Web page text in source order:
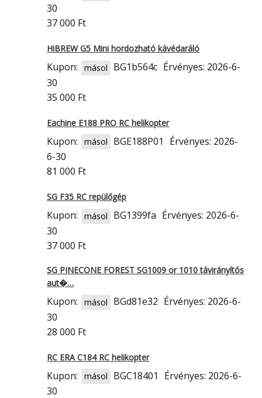
30
37 000 Ft
HiBREW G5 Mini hordozható kávédaráló
Kupon: másol BG1b564c Érvényes: 2026-6-
30
35 000 Ft
Eachine E188 PRO RC helikopter
Kupon: másol BGE188P01
Érvényes: 2026-
6-30
81 000 Ft
SG F35 RC repülőgép
Kupon: másol BG1399fa Érvényes: 2026-6-
30
37 000 Ft
SG PINECONE FOREST SG1009 or 1010 távirányítós
aut�…
Kupon: másol BGd81e32 Érvényes: 2026-6-
30
28 000 Ft
RC ERA C184 RC helikopter
Kupon: másol BGC18401
Érvényes: 2026-6-
30